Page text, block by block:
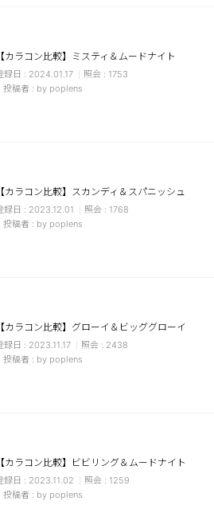
乱視用
【カラコン比較】ミスティ＆ムードナイト
2024.01.17
1753
by poplens
【カラコン比較】スカンディ＆スパニッシュ
2023.12.01
1768
by poplens
【カラコン比較】グローイ＆ビッググローイ
2023.11.17
2438
by poplens
【カラコン比較】ビビリング＆ムードナイト
2023.11.02
1259
by poplens